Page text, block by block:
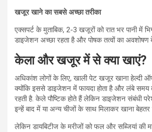
खजूर खाने का सबसे अच्छा तरीका
एक्सपर्ट के मुताबिक, 2-3 खजूरों को रात भर पानी में
डाइजेशन अच्छा रहता है और पोषक तत्वों का अवशोषण
केला और खजूर में से क्या खाएं?
अधिकांश लोगों के लिए, खाली पेट खजूर खाना हेल्दी
क्योंकि इससे डाइजेशन में फायदा होता है और लंबे समय
रहती है. केले पौष्टिक होते हैं लेकिन डाइजेशन संबंधी
इन्हें बाद में या अन्य चीजों के साथ मिलाकर खाना बेहतर
लेकिन डायबिटीज के मरीजों को फल और सब्जियां की